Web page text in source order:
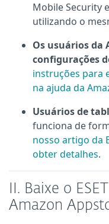
Mobile Security
utilizando o
Os usuários da
configurações
instruções para
na ajuda da
Usuários de
funciona de
nosso artigo da
obter detalhes.
II. Baixe o
Amazon